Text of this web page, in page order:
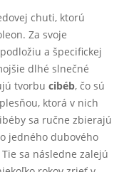
chuti, ktorú
Za svoje
a špecifickej
dlhé slnečné
tvorbu cibéb, čo sú
ktorá v nich
sa ručne zbierajú
jedného dubového
sa následne zalejú